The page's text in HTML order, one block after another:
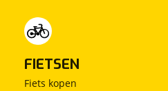
FIETSEN
Fiets kopen